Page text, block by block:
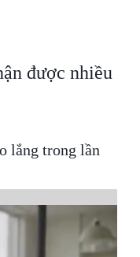
được nhiều
lắng trong lần